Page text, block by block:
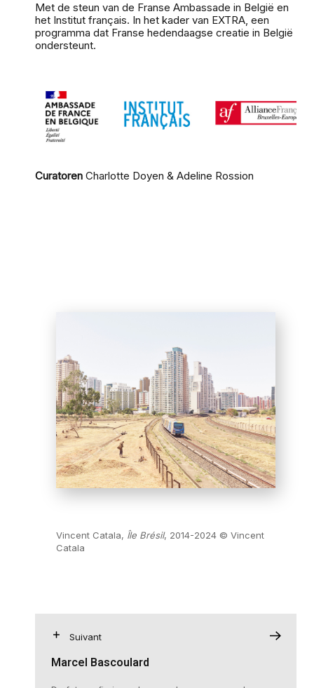
Met de steun van de Franse Ambassade in België en
het Institut français. In het kader van EXTRA, een
programma dat Franse hedendaagse creatie in België
ondersteunt.
Curatoren Charlotte Doyen & Adeline Rossion
Vincent Catala, Île Brésil, 2014-2024 © Vincent
Catala
Suivant
Marcel Bascoulard